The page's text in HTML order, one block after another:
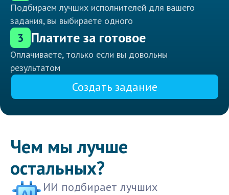
Подбираем лучших исполнителей для вашего
задания, вы выбираете одного
3 Платите за готовое
Оплачиваете, только если вы довольны
результатом
Создать задание
Чем мы лучше
остальных?
ИИ подбирает лучших